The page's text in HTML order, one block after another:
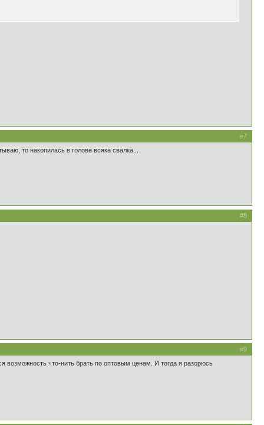
#7
то накопилась в голове всяка свалка...
#8
#9
возможность что-нить брать по оптовым ценам. И тогда я разорюсь